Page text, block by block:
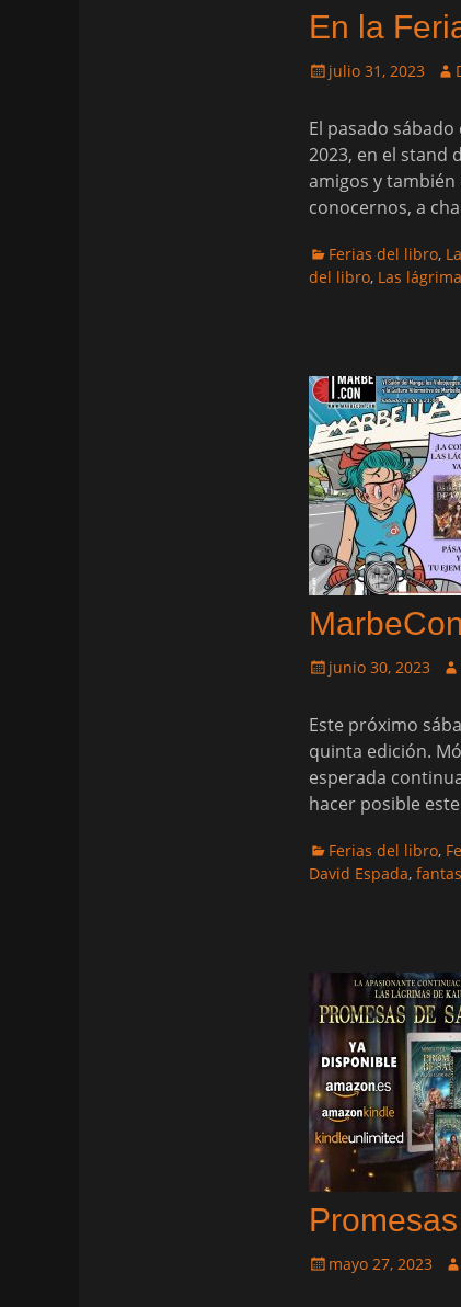
En la
Publicado
julio 31, 2023
El pasado
2023, en el stand
amigos y también
conocernos, a
Categorias
Ferias del libro,
del libro, Las
Publicado
junio 30, 2023
Este próximo
quinta edición.
esperada
hacer posible
Categorias
Ferias del libro,
David Espada,
Publicado
mayo 27, 2023